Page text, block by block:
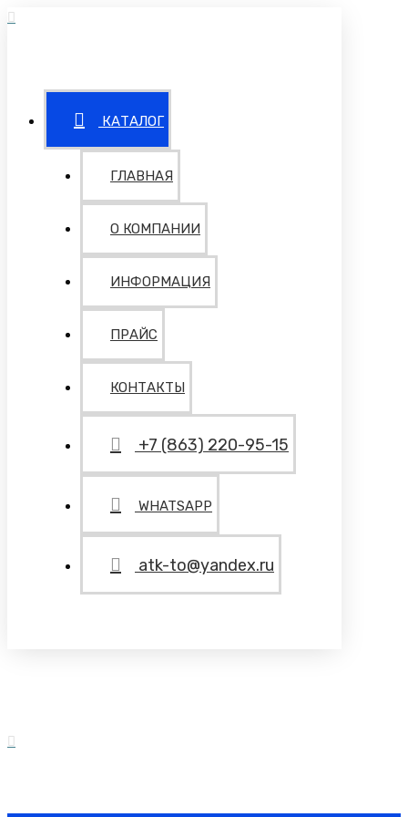
КАТАЛОГ
ГЛАВНАЯ
О КОМПАНИИ
ИНФОРМАЦИЯ
ПРАЙС
КОНТАКТЫ
+7 (863) 220-95-15
WHATSAPP
atk-to@yandex.ru